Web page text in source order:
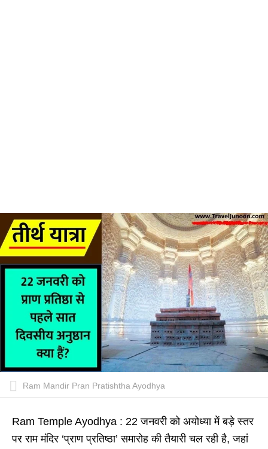
Ram Mandir Pran Pratishtha Ayodhya
Ram Temple Ayodhya : 22 जनवरी को अयोध्या में बड़े स्तर
पर राम मंदिर ‘प्राण प्रतिष्ठा’ समारोह की तैयारी चल रही है, जहां